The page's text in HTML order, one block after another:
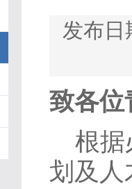
发布
致各位
根据
划及人